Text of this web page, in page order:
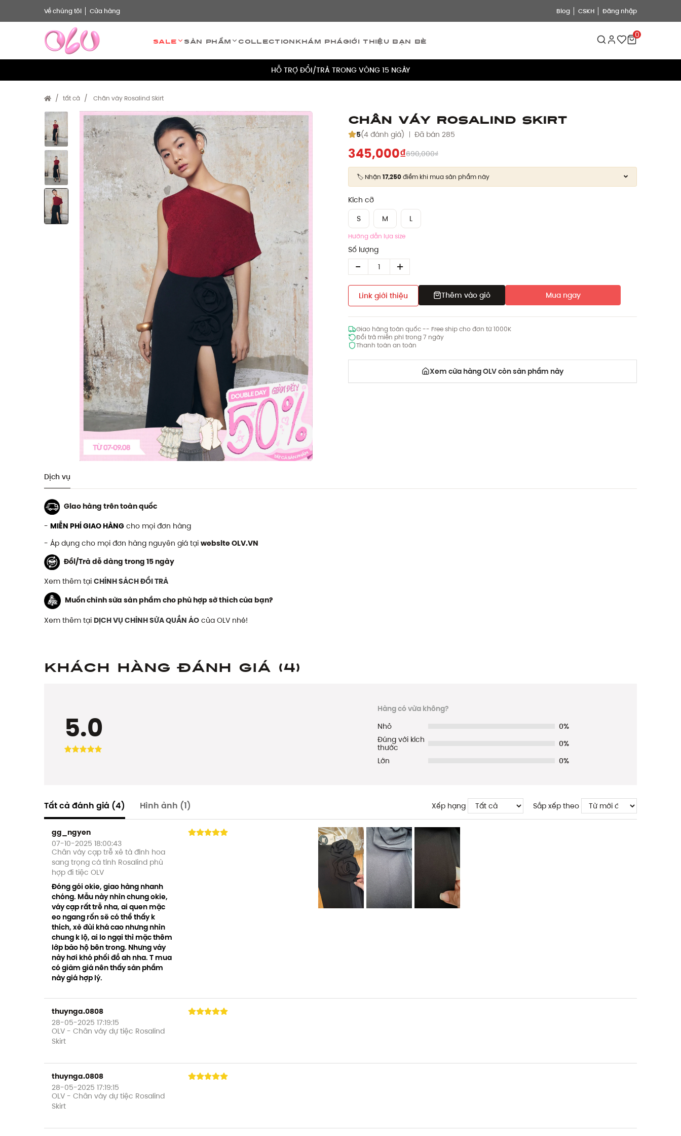
Về chúng tôi Cửa hàng Blog CSKH Đăng nhập
Sale Sản phẩm Collection Khám phá Giới thiệu bạn bè
0
HỖ TRỢ ĐỔI/TRẢ TRONG VÒNG 15 NGÀY
MIỄN PHÍ VẬN CHUYỂN CHO MỌI ĐƠN HÀNG
HỖ TRỢ ĐỔI/TRẢ TRONG VÒNG 15 NGÀY
TÍCH ĐIỂM 5% CHO MỌI ĐƠN HÀNG
tất cả Chân váy Rosalind Skirt
Chân váy Rosalind Skirt
5(4 đánh giá) Đã bán 285
345,000₫690,000₫
🏷️ Nhận 17,250điểm khi mua sản phẩm này
Kích cỡ
S
M L
Hướng dẫn lựa size
Số lượng
Link giới thiệu Thêm vào giỏ Mua ngay
Giao hàng toàn quốc -- Free ship cho đơn từ 1000K
Đổi trả miễn phí trong 7 ngày
Thanh toán an toàn
Xem cửa hàng OLV còn sản phẩm này
Dịch vụ
Giao hàng trên toàn quốc
- MIỄN PHÍ GIAO HÀNG cho mọi đơn hàng
- Áp dụng cho mọi đơn hàng nguyên giá tại website OLV.VN
Đổi/Trả dễ dàng trong 15 ngày
Xem thêm tại CHÍNH SÁCH ĐỔI TRẢ
Muốn chỉnh sửa sản phẩm cho phù hợp sở thích của bạn?
Xem thêm tại DỊCH VỤ CHỈNH SỬA QUẦN ÁO của OLV nhé!
Khách hàng đánh giá (4)
5.0
Hàng có vừa không?
Nhỏ
0%
Đúng với kích
thước
0%
Lớn
0%
Tất cả đánh giá (4) Hình ảnh (1) Xếp hạng Sắp xếp theo
gg_ngyen
07-10-2025 18:00:43
Chân váy cạp trễ xẻ tà đính hoa
sang trọng cá tính Rosalind phù
hợp đi tiệc OLV
Đóng gói okie, giao hàng nhanh
chóng. Mẫu này nhìn chung okie,
váy cạp rất trễ nha, ai quen mặc
eo ngang rốn sẽ có thể thấy k
thích, xẻ đùi khá cao nhưng nhìn
chung k lộ, ai lo ngại thì mặc thêm
lớp bảo hộ bên trong. Nhưng váy
này hơi khó phối đồ ah nha. T mua
có giảm giá nên thấy sản phẩm
này giá hợp lý.
thuynga.0808
28-05-2025 17:19:15
OLV - Chân váy dự tiệc Rosalind
Skirt
thuynga.0808
28-05-2025 17:19:15
OLV - Chân váy dự tiệc Rosalind
Skirt